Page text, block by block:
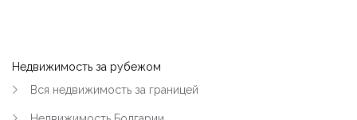
Недвижимость за рубежом
Вся недвижимость за границей